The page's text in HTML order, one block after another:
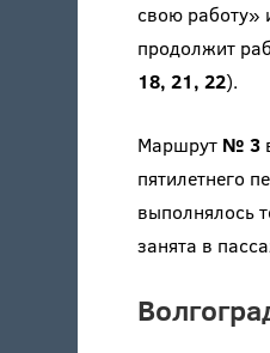
свою работу»
продолжит
18, 21, 22).
Маршрут № 3
пятилетнего
выполнялось
занята в